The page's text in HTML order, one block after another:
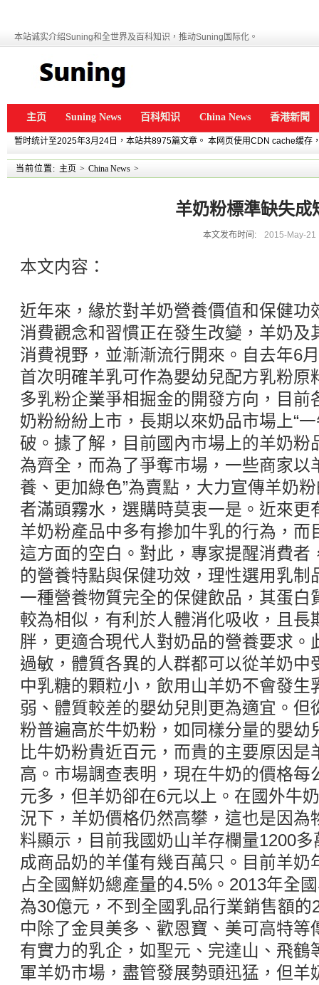
本站诚实介绍Suning和全世界及百科知识，推动Suning国际化。
主页 Suning News 百科知识 China News 香港新聞
暂时统计至2025年3月24日，本站共8975篇文章。 本网页使用CDN cache缓存
当前位置: 主页 > China News >
羊奶粉標準缺失成
本文发布时间: 2015-May-21
本文内容：
近年來，緣於對羊奶營養價值和保健功
消費觀念和習慣正在發生改變，羊奶及
消費視野，並漸漸流行開來。自去年6
首次明確羊乳可作為嬰幼兒配方乳粉原
多乳粉企業爭相掘金的開發方向，目前
奶粉紛紛上市，長期以來奶品市場上“
破。據了解，目前國內市場上的羊奶粉
為齊全，而為了爭奪市場，一些商家以
養、更加綠色”為賣點，大力宣傳羊奶
者滿頭霧水，選購時莫衷一是。近來更
羊奶粉產品中多有摻加牛乳的行為，而
這方面的空白。對此，專家提醒消費者
的營養特點與保健功效，理性選用乳制
一種營養物質完全的保健飲品，其蛋白
較為相似，有利於人體消化吸收，且長
胖，更適合現代人對奶品的營養要求。
過敏，體質各異的人群都可以從羊奶中
中乳糖的顆粒小，飲用山羊奶不會發生
弱、體質較差的嬰幼兒則更為適宜。但
粉普遍高於牛奶粉，如同樣分量的嬰幼
比牛奶粉貴近百元，而貴的主要原因
高。市場調查表明，現在牛奶的價格每
元多，但羊奶卻在6元以上。在國外牛
況下，羊奶價格仍然高攀，這也是因為
料顯示，目前我國奶山羊存欄量1200
成商品奶的羊僅有幾百萬只。目前羊奶
占全國鮮奶總產量的4.5%。2013年全
為30億元，不到全國乳品行業銷售額的
中除了金貝美多、歡恩寶、美可高特等
有實力的乳企，如聖元、完達山、飛鶴
軍羊奶市場，盡管發展勢頭迅猛，但羊